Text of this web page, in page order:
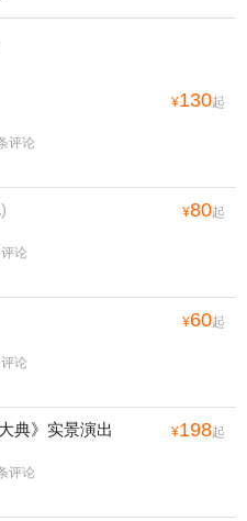
¥130起
评论
¥80起
论
¥60起
论
典》实景演出 ¥198起
评论